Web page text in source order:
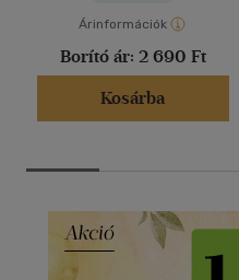
Árinformációk
Borító ár: 2 690 Ft
Kosárba